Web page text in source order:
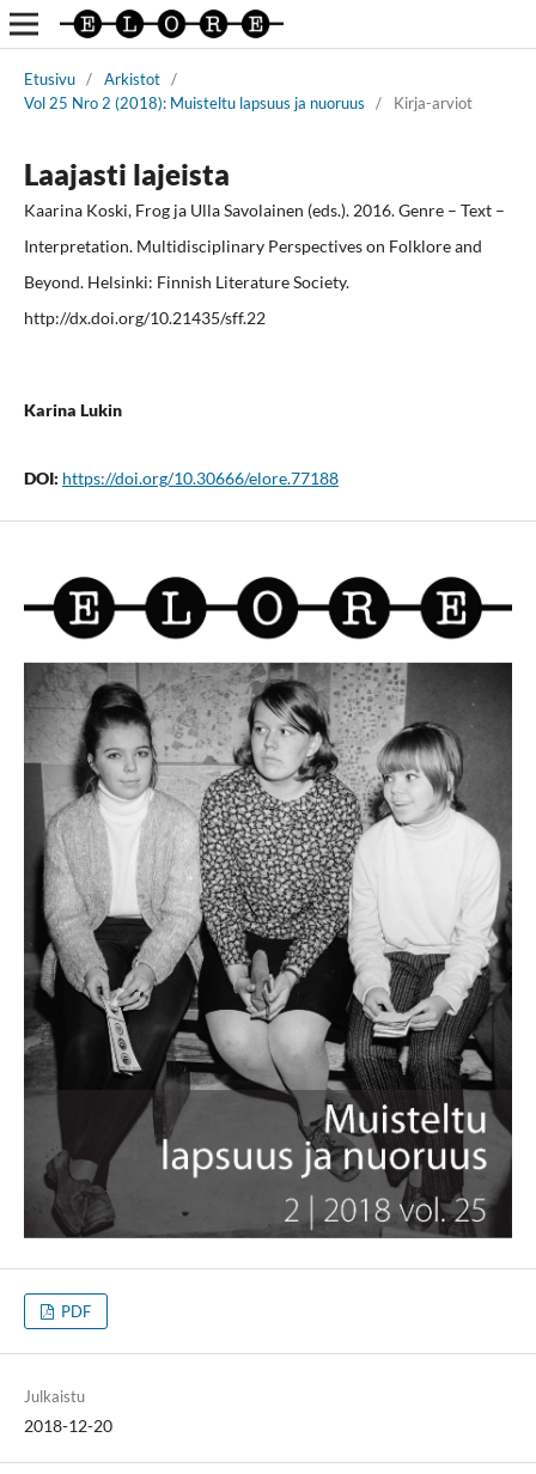
Etusivu / Arkistot /
Vol 25 Nro 2 (2018): Muisteltu lapsuus ja nuoruus
/ Kirja-arviot
Laajasti lajeista
Kaarina Koski, Frog ja Ulla Savolainen (eds.). 2016. Genre – Text –
Interpretation. Multidisciplinary Perspectives on Folklore and
Beyond. Helsinki: Finnish Literature Society.
http://dx.doi.org/10.21435/sff.22
Karina Lukin
DOI: https://doi.org/10.30666/elore.77188
PDF
Julkaistu
2018-12-20